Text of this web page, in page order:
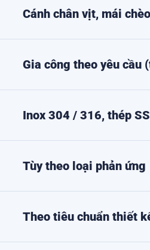
Cánh chân vịt, mái
Gia công theo yêu cầu
Inox 304 / 316, thép
Tùy theo loại phản ứng
Theo tiêu chuẩn thiết